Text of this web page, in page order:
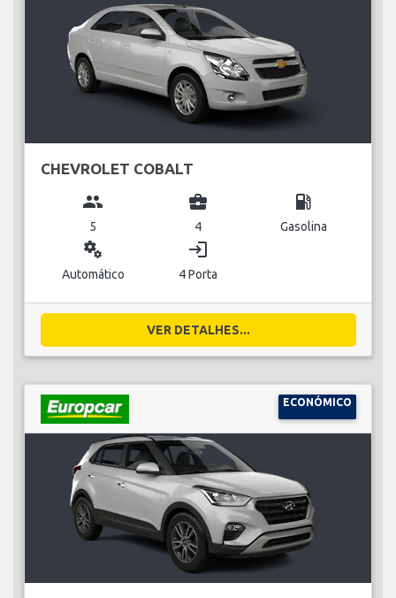
CHEVROLET COBALT
group
5
business_center
4
local_gas_station
Gasolina
miscellaneous_services
Automático
login
4 Porta
VER DETALHES...
ECONÓMICO